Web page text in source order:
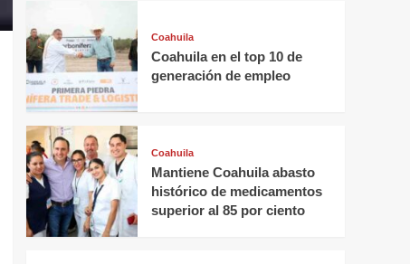
Coahuila
Coahuila en el top 10 de
generación de empleo
Coahuila
Mantiene Coahuila abasto
histórico de medicamentos
superior al 85 por ciento